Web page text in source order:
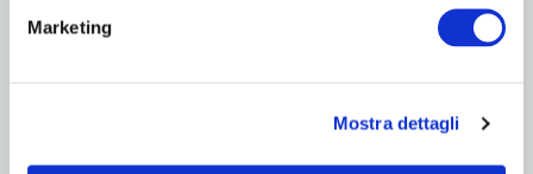
Marketing
Mostra dettagli